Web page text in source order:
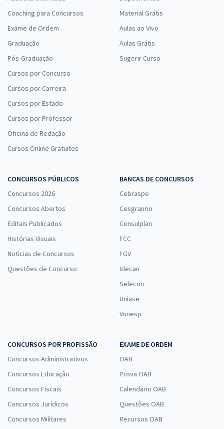
Coaching para Concursos
Exame de Ordem
Graduação
Pós-Graduação
Cursos por Concurso
Cursos por Carreira
Cursos por Estado
Cursos por Professor
Oficina de Redação
Cursos Online Gratuitos
Material Grátis
Aulas ao Vivo
Aulas Grátis
Sugerir Curso
CONCURSOS PÚBLICOS
Concursos 2026
Concursos Abertos
Editais Publicados
Histórias Visuais
Notícias de Concursos
Questões de Concurso
BANCAS DE CONCURSOS
Cebraspe
Cesgranrio
Consulplan
FCC
FGV
Idecan
Selecon
Uniase
Vunesp
CONCURSOS POR PROFISSÃO
Concursos Administrativos
Concursos Educação
Concursos Fiscais
Concursos Jurídicos
Concursos Militares
EXAME DE ORDEM
OAB
Prova OAB
Calendário OAB
Questões OAB
Recursos OAB